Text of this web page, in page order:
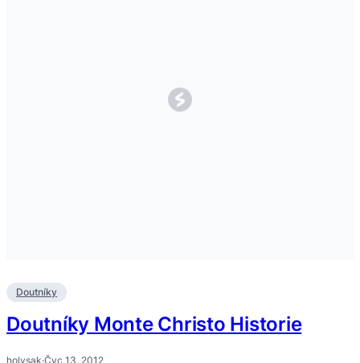
Doutníky
Doutníky Monte Christo Historie
holysak·Čvc 13, 2012